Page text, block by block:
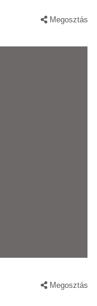
Megosztás
Megosztás